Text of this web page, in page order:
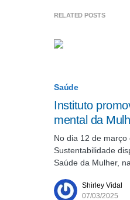
RELATED POSTS
Saúde
Instituto
mental da
No dia 12 de
Sustentabilidade
Saúde da Mulher,
Shirley Vidal
07/03/2025